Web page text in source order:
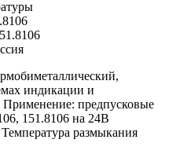
индикации и
Применение: предпусковые
151.8106 на 24В
размыкания